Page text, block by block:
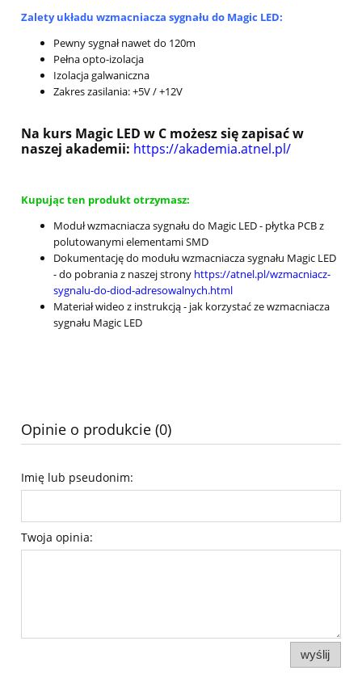
Zalety układu wzmacniacza sygnału do Magic LED:
Pewny sygnał nawet do 120m
Pełna opto-izolacja
Izolacja galwaniczna
Zakres zasilania: +5V / +12V
Na kurs Magic LED w C możesz się zapisać w
naszej akademii: https://akademia.atnel.pl/
Kupując ten produkt otrzymasz:
Moduł wzmacniacza sygnału do Magic LED - płytka PCB z
polutowanymi elementami SMD
Dokumentację do modułu wzmacniacza sygnału Magic LED
- do pobrania z naszej strony https://atnel.pl/wzmacniacz-
sygnalu-do-diod-adresowalnych.html
Materiał wideo z instrukcją - jak korzystać ze wzmacniacza
sygnału Magic LED
Opinie o produkcie (0)
Imię lub pseudonim:
Twoja opinia:
wyślij